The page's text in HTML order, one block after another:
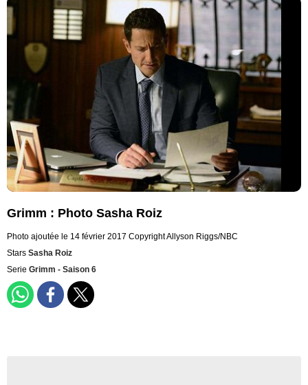
Grimm : Photo Sasha Roiz
Photo ajoutée le 14 février 2017 Copyright Allyson Riggs/NBC
Stars Sasha Roiz
Serie Grimm - Saison 6